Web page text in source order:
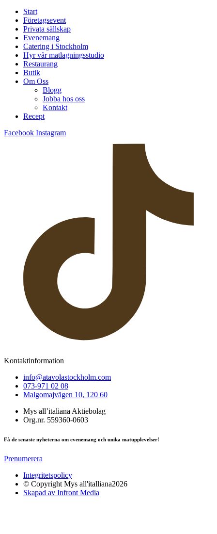
Start
Företagsevent
Privata sällskap
Evenemang
Catering i Stockholm
Hyr vår matlagningsstudio
Restaurang
Butik
Om Oss
Blogg
Jobba hos oss
Kontakt
Recept
Facebook Instagram
Kontaktinformation
info@atavolastockholm.com
073-971 02 08
Malgomajvägen 10, 120 60
Mys all’italiana Aktiebolag
Org.nr. 559360-0603
Få de senaste nyheterna om evenemang och unika matupplevelser!
Prenumerera
Integritetspolicy
© Copyright Mys all'italliana2026
Skapad av Infront Media